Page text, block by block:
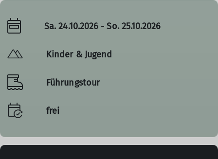
Sa. 24.10.2026 - So. 25.10.2026
Kinder & Jugend
Führungstour
frei